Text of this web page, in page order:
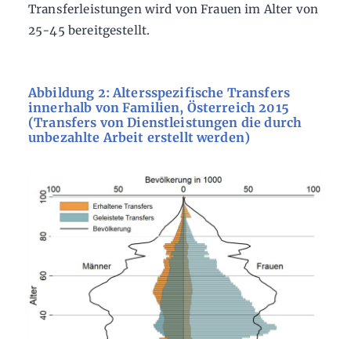
Transferleistungen wird von Frauen im Alter von
25-45 bereitgestellt.
Abbildung 2: Altersspezifische Transfers
innerhalb von Familien, Österreich 2015
(Transfers von Dienstleistungen die durch
unbezahlte Arbeit erstellt werden)